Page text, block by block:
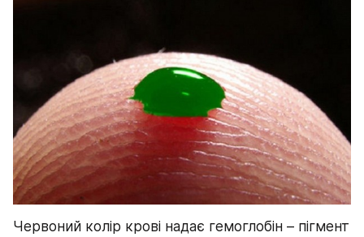
Червоний колір крові надає гемоглобін – пігмент